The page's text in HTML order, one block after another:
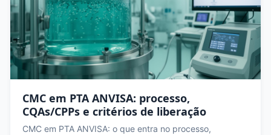
CMC em PTA ANVISA: processo,
CQAs/CPPs e critérios de liberação
CMC em PTA ANVISA: o que entra no processo,